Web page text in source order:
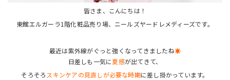
皆さま、こんにちは！
東館エルガーラ1階化粧品売り場、ニールズヤードレメディーズです。
最近は紫外線がぐっと強くなってきましたね☀
日差しも一気に夏感が出てきて、
そろそろ スキンケアの見直しが必要な時期に差し掛かっています。